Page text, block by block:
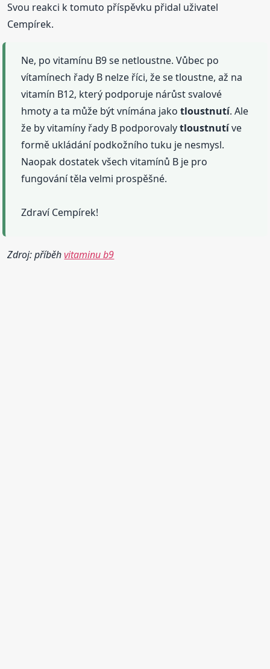
Svou reakci k tomuto příspěvku přidal uživatel
Cempírek.
Ne, po vitamínu B9 se netloustne. Vůbec po
vítamínech řady B nelze říci, že se tloustne, až na
vitamín B12, který podporuje nárůst svalové
hmoty a ta může být vnímána jakotloustnutí. Ale
že by vitamíny řady B podporovalytloustnutíve
formě ukládání podkožního tuku je nesmysl.
Naopak dostatek všech vitamínů B je pro
fungování těla velmi prospěšné.
Zdraví Cempírek!
Zdroj: příběhvitaminu b9